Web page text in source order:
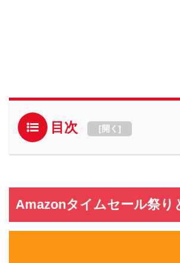
目次 [開く ]
Amazonタイムセール祭り